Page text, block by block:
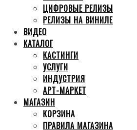
ЦИФРОВЫЕ РЕЛИЗЫ
РЕЛИЗЫ НА ВИНИЛЕ
ВИДЕО
КАТАЛОГ
КАСТИНГИ
УСЛУГИ
ИНДУСТРИЯ
АРТ-МАРКЕТ
МАГАЗИН
КОРЗИНА
ПРАВИЛА МАГАЗИНА